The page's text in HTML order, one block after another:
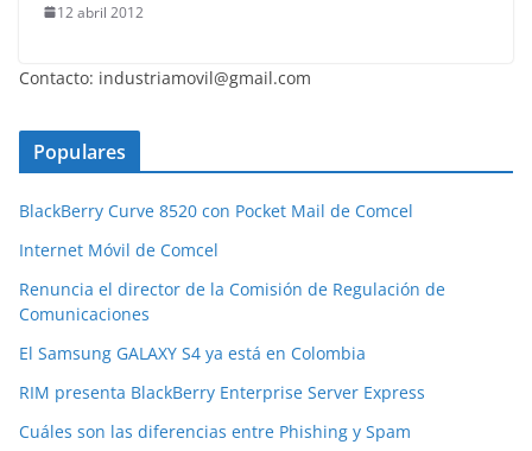
12 abril 2012
Contacto: industriamovil@gmail.com
Populares
BlackBerry Curve 8520 con Pocket Mail de Comcel
Internet Móvil de Comcel
Renuncia el director de la Comisión de Regulación de
Comunicaciones
El Samsung GALAXY S4 ya está en Colombia
RIM presenta BlackBerry Enterprise Server Express
Cuáles son las diferencias entre Phishing y Spam